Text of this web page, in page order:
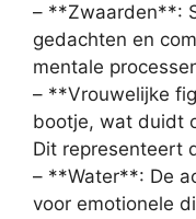
– **Zwaarden**:
gedachten en
mentale
– **Vrouwelijke
bootje, wat duidt
Dit representeert
– **Water**: De
voor emotionele